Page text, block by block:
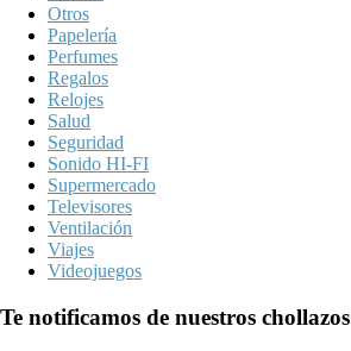
Otros
Papelería
Perfumes
Regalos
Relojes
Salud
Seguridad
Sonido HI-FI
Supermercado
Televisores
Ventilación
Viajes
Videojuegos
Te notificamos de nuestros chollazos